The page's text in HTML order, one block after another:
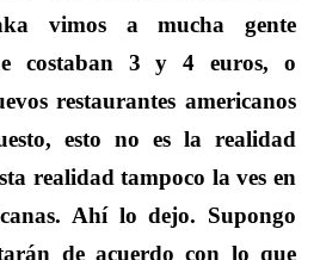
vimos a mucha gente
costaban 3 y 4 euros, o
restaurantes americanos
esto no es la realidad
realidad tampoco la ves en
Ahí lo dejo. Supongo
de acuerdo con lo que